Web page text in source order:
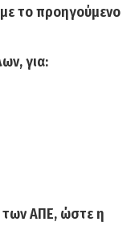
με το προηγούμενο
για:
των ΑΠΕ, ώστε η